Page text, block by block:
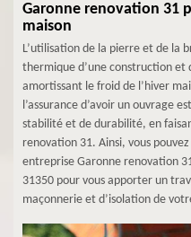
Garonne renovation 31
maison
L’utilisation de la pierre et de la
thermique d’une construction et
amortissant le froid de l’hiver
l’assurance d’avoir un ouvrage
stabilité et de durabilité, en
renovation 31. Ainsi, vous
entreprise Garonne renovation
31350 pour vous apporter un
maçonnerie et d’isolation de